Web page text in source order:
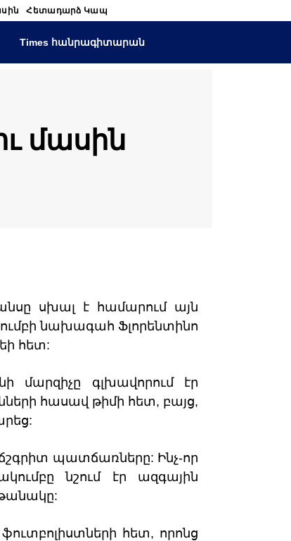
Հետադարձ Կապ
Times հանրագիտարան
մասին
սխալ է համարում այն
նախագահ Ֆլորենտինո
հետ:
մարզիչը գլխավորում էր
հասավ թիմի հետ, բայց,
պատճառները: Ինչ-որ
նշում էր ազգային
հետ, որոնց